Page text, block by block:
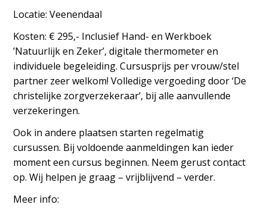
Locatie: Veenendaal
Kosten: € 295,- Inclusief Hand- en Werkboek
’Natuurlijk en Zeker’, digitale thermometer en
individuele begeleiding. Cursusprijs per vrouw/stel
partner zeer welkom! Volledige vergoeding door ‘De
christelijke zorgverzekeraar’, bij alle aanvullende
verzekeringen.
Ook in andere plaatsen starten regelmatig
cursussen. Bij voldoende aanmeldingen kan ieder
moment een cursus beginnen. Neem gerust contact
op. Wij helpen je graag – vrijblijvend – verder.
Meer info: